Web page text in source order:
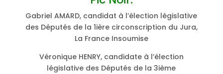
Gabriel AMARD, candidat à l’élection législative
des Députés de la 1ière circonscription du Jura,
La France Insoumise
Véronique HENRY, candidate à l’élection
législative des Députés de la 3ième